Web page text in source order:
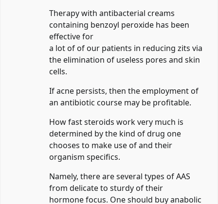
Therapy with antibacterial creams
containing benzoyl peroxide has been
effective for
a lot of of our patients in reducing zits via
the elimination of useless pores and skin
cells.
If acne persists, then the employment of
an antibiotic course may be profitable.
How fast steroids work very much is
determined by the kind of drug one
chooses to make use of and their
organism specifics.
Namely, there are several types of AAS
from delicate to sturdy of their
hormone focus. One should buy anabolic